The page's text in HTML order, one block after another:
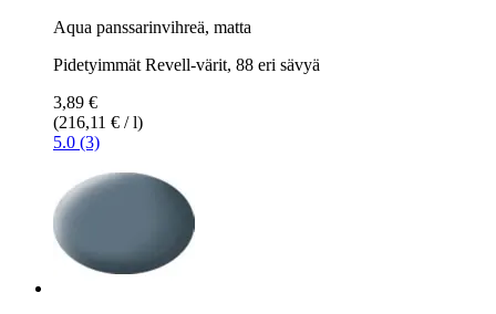
Aqua panssarinvihreä, matta
Pidetyimmät Revell-värit, 88 eri sävyä
3,89 €
(216,11 € / l)
5.0 (3)